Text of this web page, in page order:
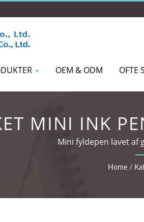
OEM & ODM OFTE
MINI INK
Mini fyldepen lavet af
Home /